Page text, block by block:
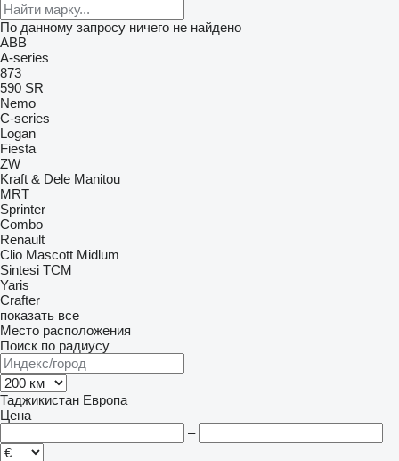
По данному запросу ничего не найдено
ABB
A-series
873
590 SR
Nemo
C-series
Logan
Fiesta
ZW
Kraft & Dele Manitou
MRT
Sprinter
Combo
Renault
Clio Mascott Midlum
Sintesi TCM
Yaris
Crafter
показать все
Место расположения
Поиск по радиусу
Таджикистан Европа
Цена
–